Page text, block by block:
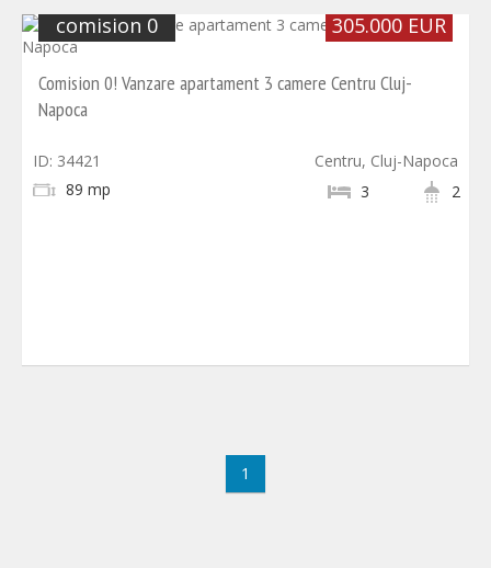
305.000 EUR
comision 0
Comision 0! Vanzare apartament 3 camere Centru Cluj-
Napoca
ID: 34421
Centru, Cluj-Napoca
2
3
89 mp
1